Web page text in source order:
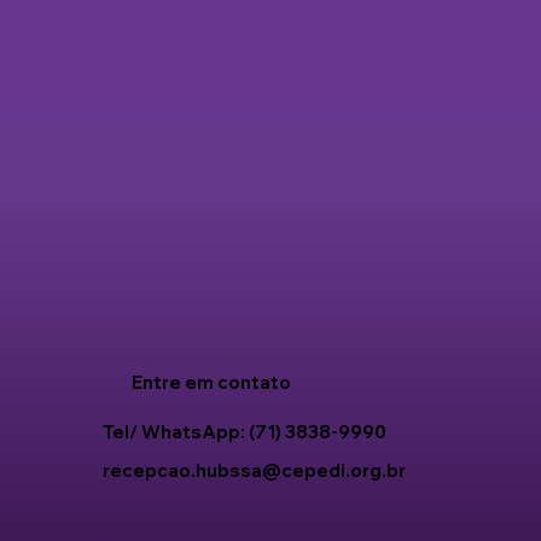
Entre em contato
Tel/ WhatsApp: (71) 3838-9990
recepcao.hubssa@cepedi.org.br